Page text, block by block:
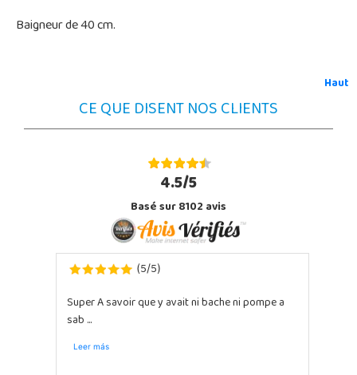
Baigneur de 40 cm.
Haut
CE QUE DISENT NOS CLIENTS
4.5/5
Basé sur 8102 avis
(5/5)
Super A savoir que y avait ni bache ni pompe a
sab ...
Leer más